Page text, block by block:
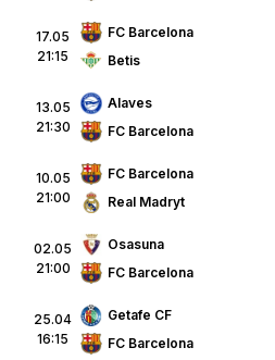
17.05
21:15
FC Barcelona
Betis
13.05
21:30
Alaves
FC Barcelona
10.05
21:00
FC Barcelona
Real Madryt
02.05
21:00
Osasuna
FC Barcelona
25.04
16:15
Getafe CF
FC Barcelona